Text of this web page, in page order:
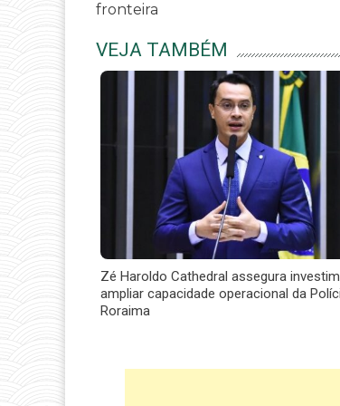
fronteira
VEJA TAMBÉM
Zé Haroldo Cathedral assegura
ampliar capacidade operacional da
Roraima